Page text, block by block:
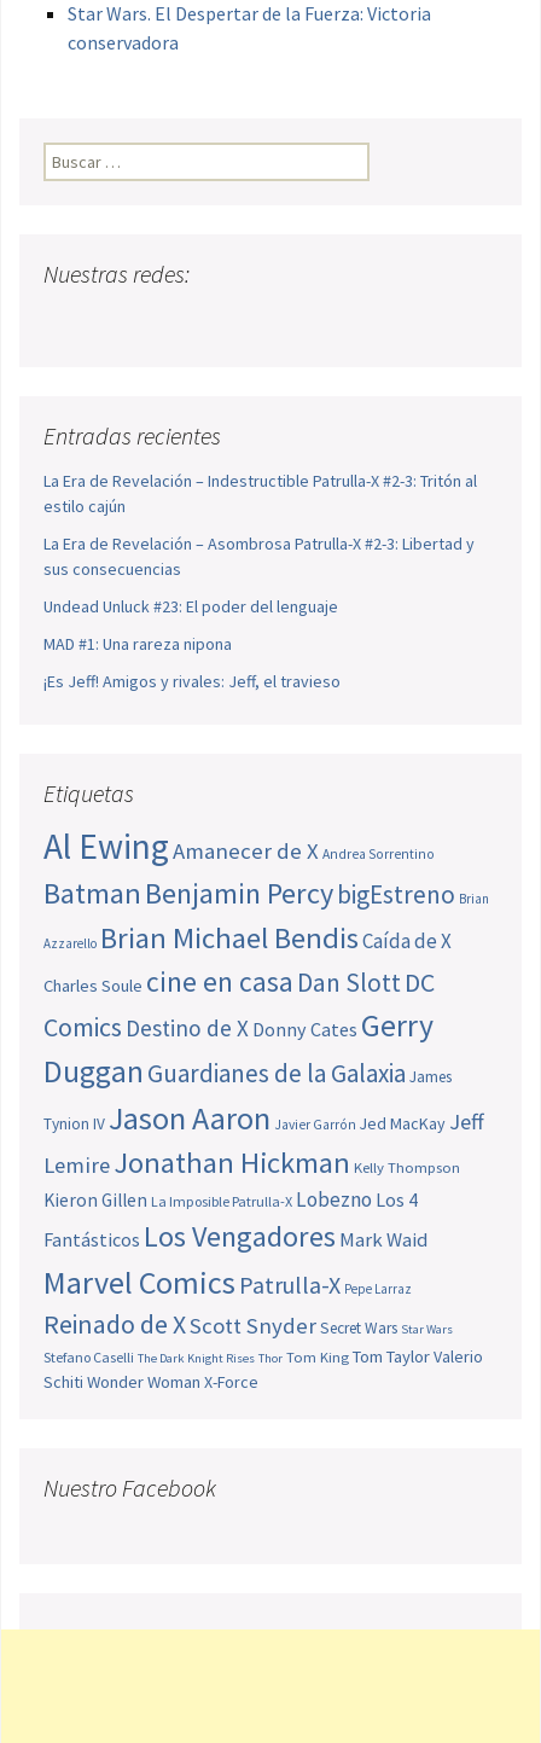
Star Wars. El Despertar de la Fuerza: Victoria
conservadora
Buscar:
Nuestras redes:
Entradas recientes
La Era de Revelación – Indestructible Patrulla-X #2-3: Tritón al
estilo cajún
La Era de Revelación – Asombrosa Patrulla-X #2-3: Libertad y
sus consecuencias
Undead Unluck #23: El poder del lenguaje
MAD #1: Una rareza nipona
¡Es Jeff! Amigos y rivales: Jeff, el travieso
Etiquetas
Al EwingAmanecer de X Andrea Sorrentino
Batman Benjamin PercybigEstreno Brian
Azzarello Brian Michael BendisCaída de X
Charles Soule cine en casa Dan SlottDC
Comics Destino de X Donny Cates Gerry
Duggan Guardianes de la Galaxia James
Tynion IV Jason Aaron Javier Garrón Jed MacKay Jeff
LemireJonathan Hickman Kelly Thompson
Kieron Gillen La Imposible Patrulla-X Lobezno Los 4
Fantásticos Los Vengadores Mark Waid
Marvel Comics Patrulla-X Pepe Larraz
Reinado de XScott SnyderSecret Wars Star Wars
Stefano Caselli The Dark Knight Rises Thor Tom King Tom TaylorValerio
Schiti Wonder Woman X-Force
Nuestro Facebook